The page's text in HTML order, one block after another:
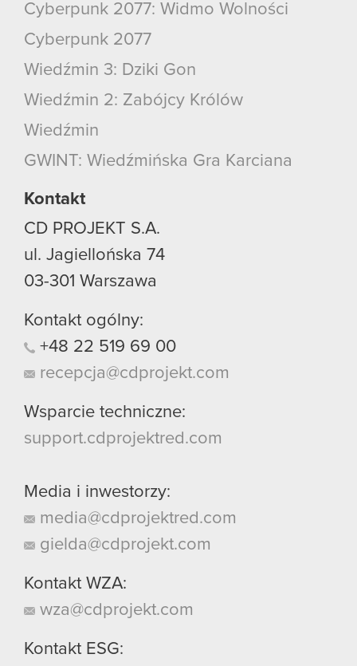
Cyberpunk 2077: Widmo Wolności
Cyberpunk 2077
Wiedźmin 3: Dziki Gon
Wiedźmin 2: Zabójcy Królów
Wiedźmin
GWINT: Wiedźmińska Gra Karciana
Kontakt
CD PROJEKT S.A.
ul. Jagiellońska 74
03-301 Warszawa
Kontakt ogólny:
+48 22 519 69 00
recepcja@cdprojekt.com
Wsparcie techniczne:
support.cdprojektred.com
Media i inwestorzy:
media@cdprojektred.com
gielda@cdprojekt.com
Kontakt WZA:
wza@cdprojekt.com
Kontakt ESG: